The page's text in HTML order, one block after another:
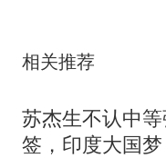
相关推荐
苏杰生不认中
签，印度大国梦